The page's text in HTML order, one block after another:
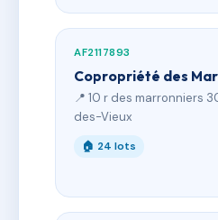
AF2117893
Copropriété des
📍 10 r des marronniers
des-Vieux
🏠 24 lots